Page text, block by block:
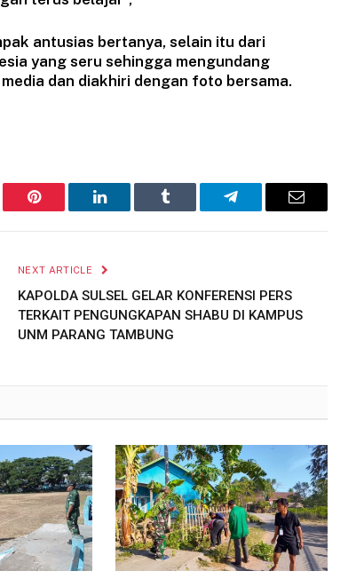
antusias bertanya, selain itu dari
yang seru sehingga mengundang
dan diakhiri dengan foto bersama.
Pinterest LinkedIn Tumblr Telegram Email
NEXT ARTICLE
KAPOLDA SULSEL GELAR KONFERENSI PERS
TERKAIT PENGUNGKAPAN SHABU DI KAMPUS
UNM PARANG TAMBUNG